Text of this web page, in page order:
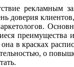
рекламным
доверия
преимущества
в красках
о